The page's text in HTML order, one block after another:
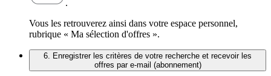
.
Vous les retrouverez ainsi dans votre espace personnel,
rubrique « Ma sélection d'offres ».
6. Enregistrer les critères de votre recherche et recevoir les
offres par e-mail (abonnement)